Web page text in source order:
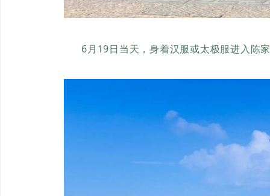
6月19日当天，身着汉服或太极服进入陈